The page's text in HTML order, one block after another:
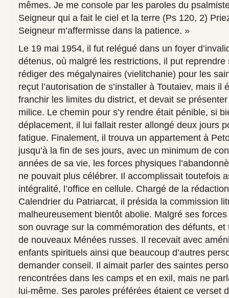
mêmes. Je me console par les paroles du
Seigneur qui a fait le ciel et la terre (Ps 120, 2)
Seigneur m’affermisse dans la patience. »
Le 19 mai 1954, il fut relégué dans un foyer
détenus, où malgré les restrictions, il put
rédiger des mégalynaires (vielitchanie) pour les
reçut l’autorisation de s’installer à Toutaiev, mais il
franchir les limites du district, et devait se
milice. Le chemin pour s’y rendre était pénible, si
déplacement, il lui fallait rester allongé deux jours
fatigue. Finalement, il trouva un appartement à
jusqu’à la fin de ses jours, avec un minimum de
années de sa vie, les forces physiques
ne pouvait plus célébrer. Il accomplissait toutefois
intégralité, l’office en cellule. Chargé de la
Calendrier du Patriarcat, il présida la commission
malheureusement bientôt abolie. Malgré ses
son ouvrage sur la commémoration des défunts,
de nouveaux Ménées russes. Il recevait avec
enfants spirituels ainsi que beaucoup d’autres
demander conseil. Il aimait parler des saintes
rencontrées dans les camps et en exil, mais ne
lui-même. Ses paroles préférées étaient ce verset